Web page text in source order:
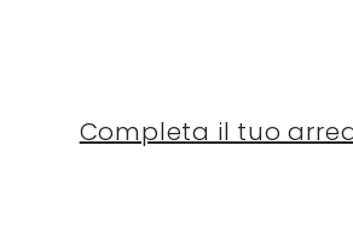
Completa il tuo